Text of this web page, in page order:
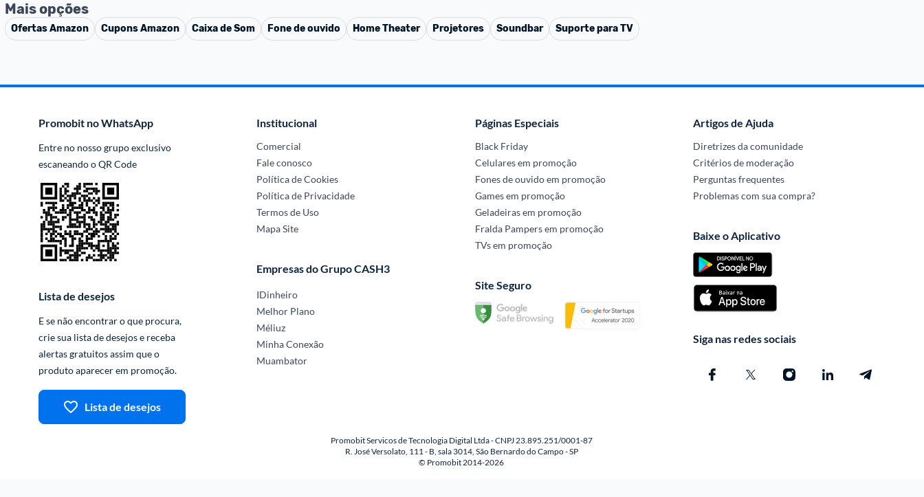
Mais opções
OfertasAmazon CuponsAmazon Caixa de Som Fone de ouvido Home Theater Projetores Soundbar Suporte para TV
Promobit no WhatsApp
Entre no nosso grupo exclusivo
escaneando o QR Code
Lista de desejos
E se não encontrar o que procura,
crie sua lista de desejos e receba
alertas gratuitos assim que o
produto aparecer em promoção.
Lista de desejos
Institucional
Comercial
Fale conosco
Política de Cookies
Política de Privacidade
Termos de Uso
Mapa Site
Empresas do Grupo CASH3
IDinheiro
Melhor Plano
Méliuz
Minha Conexão
Muambator
Páginas Especiais
Black Friday
Celulares em promoção
Fones de ouvido em promoção
Games em promoção
Geladeiras em promoção
Fralda Pampers em promoção
TVs em promoção
Site Seguro
Artigos de Ajuda
Diretrizes da comunidade
Critérios de moderação
Perguntas frequentes
Problemas com sua compra?
Baixe o Aplicativo
Siga nas redes sociais
Promobit Servicos de Tecnologia Digital Ltda - CNPJ 23.895.251/0001-87
R. José Versolato, 111 - B, sala 3014, São Bernardo do Campo - SP
© Promobit 2014-2026